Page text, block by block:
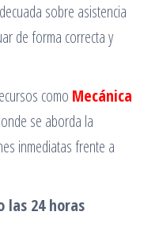
sobre asistencia
de forma correcta y
como Mecánica
se aborda la
inmediatas frente a
las 24 horas